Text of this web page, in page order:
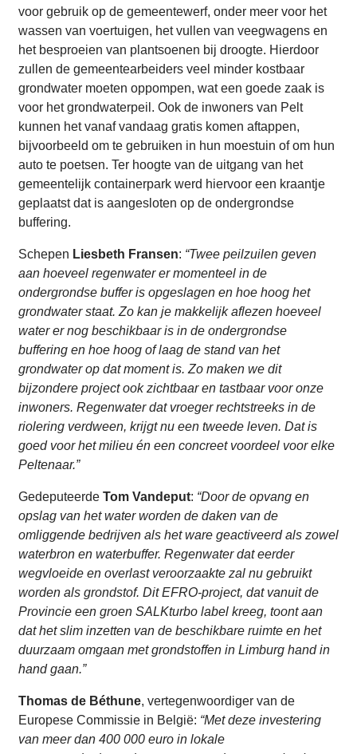
voor gebruik op de gemeentewerf, onder meer voor het
wassen van voertuigen, het vullen van veegwagens en
het besproeien van plantsoenen bij droogte. Hierdoor
zullen de gemeentearbeiders veel minder kostbaar
grondwater moeten oppompen, wat een goede zaak is
voor het grondwaterpeil. Ook de inwoners van Pelt
kunnen het vanaf vandaag gratis komen aftappen,
bijvoorbeeld om te gebruiken in hun moestuin of om hun
auto te poetsen. Ter hoogte van de uitgang van het
gemeentelijk containerpark werd hiervoor een kraantje
geplaatst dat is aangesloten op de ondergrondse
buffering.
Schepen Liesbeth Fransen: “Twee peilzuilen geven
aan hoeveel regenwater er momenteel in de
ondergrondse buffer is opgeslagen en hoe hoog het
grondwater staat. Zo kan je makkelijk aflezen hoeveel
water er nog beschikbaar is in de ondergrondse
buffering en hoe hoog of laag de stand van het
grondwater op dat moment is. Zo maken we dit
bijzondere project ook zichtbaar en tastbaar voor onze
inwoners. Regenwater dat vroeger rechtstreeks in de
riolering verdween, krijgt nu een tweede leven. Dat is
goed voor het milieu én een concreet voordeel voor elke
Peltenaar.”
Gedeputeerde Tom Vandeput: “Door de opvang en
opslag van het water worden de daken van de
omliggende bedrijven als het ware geactiveerd als zowel
waterbron en waterbuffer. Regenwater dat eerder
wegvloeide en overlast veroorzaakte zal nu gebruikt
worden als grondstof. Dit EFRO-project, dat vanuit de
Provincie een groen SALKturbo label kreeg, toont aan
dat het slim inzetten van de beschikbare ruimte en het
duurzaam omgaan met grondstoffen in Limburg hand in
hand gaan.”
Thomas de Béthune, vertegenwoordiger van de
Europese Commissie in België: “Met deze investering
van meer dan 400 000 euro in lokale